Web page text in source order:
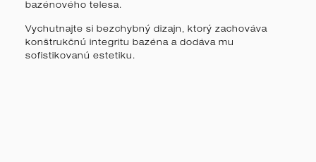
bazénového telesa.
Vychutnajte si bezchybný dizajn, ktorý zachováva
konštrukčnú integritu bazéna a dodáva mu
sofistikovanú estetiku.